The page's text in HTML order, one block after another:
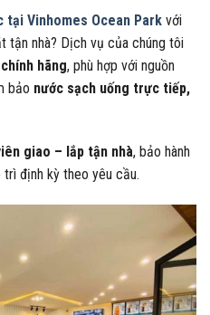
tại Vinhomes Ocean Park với
tận nhà? Dịch vụ của chúng tôi
hãng, phù hợp với nguồn
bảo nước sạch uống trực tiếp,
giao – lắp tận nhà, bảo hành
trì định kỳ theo yêu cầu.